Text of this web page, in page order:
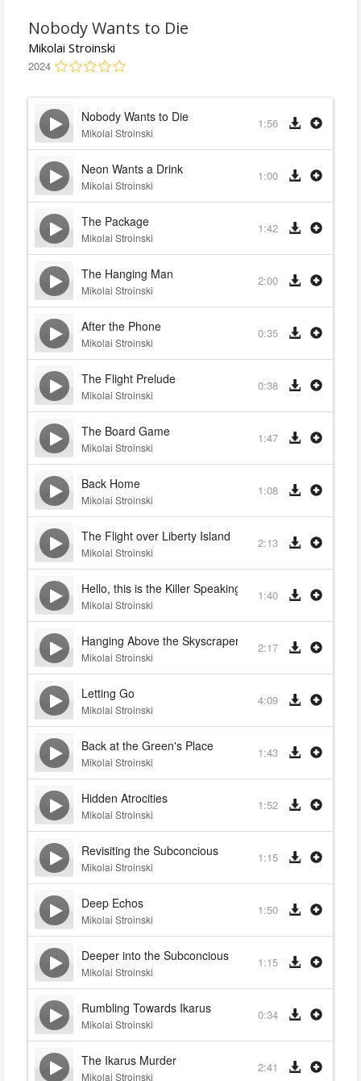
Nobody Wants to Die
Mikolai Stroinski
2024
Nobody Wants to Die
Mikolai Stroinski
1:56
Neon Wants a Drink
Mikolai Stroinski
1:00
The Package
Mikolai Stroinski
1:42
The Hanging Man
Mikolai Stroinski
2:00
After the Phone
Mikolai Stroinski
0:35
The Flight Prelude
Mikolai Stroinski
0:38
The Board Game
Mikolai Stroinski
1:47
Back Home
Mikolai Stroinski
1:08
The Flight over Liberty Island
Mikolai Stroinski
2:13
Hello, this is the Killer Speaking
Mikolai Stroinski
1:40
Hanging Above the Skyscrapers
Mikolai Stroinski
2:17
Letting Go
Mikolai Stroinski
4:09
Back at the Green's Place
Mikolai Stroinski
1:43
Hidden Atrocities
Mikolai Stroinski
1:52
Revisiting the Subconcious
Mikolai Stroinski
1:15
Deep Echos
Mikolai Stroinski
1:50
Deeper into the Subconcious
Mikolai Stroinski
1:15
Rumbling Towards Ikarus
Mikolai Stroinski
0:34
The Ikarus Murder
Mikolai Stroinski
2:41